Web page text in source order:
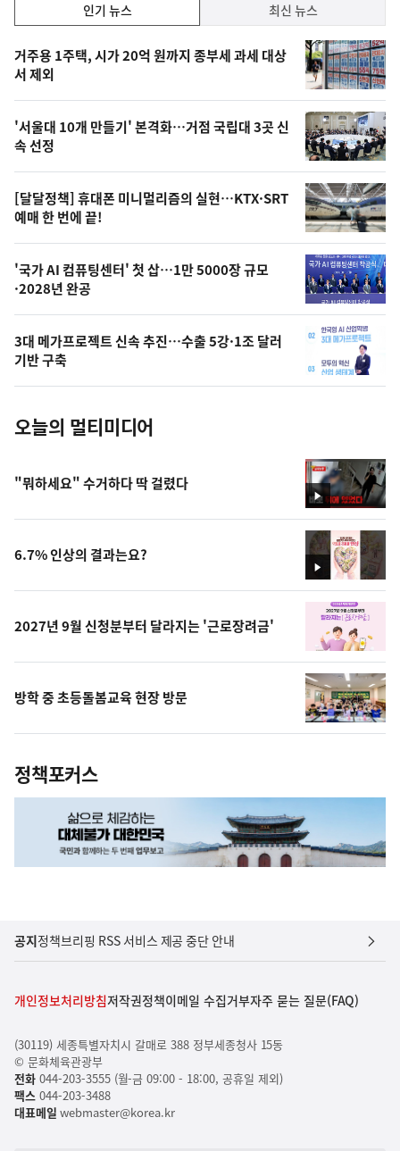
기,
최
신,
오
늘
의
영
상
오
늘
의
사
진
인기 뉴스 최신 뉴스
기
뉴
스
거주용 1주택, 시가 20억 원까지 종부세 과세 대상
서 제외
'서울대 10개 만들기' 본격화…거점 국립대 3곳 신
속 선정
[달달정책] 휴대폰 미니멀리즘의 실현…KTX·SRT
예매 한 번에 끝!
'국가 AI 컴퓨팅센터' 첫 삽…1만 5000장 규모
·2028년 완공
3대 메가프로젝트 신속 추진…수출 5강·1조 달러
기반 구축
오늘의 멀티미디어
영
상
"뭐하세요" 수거하다 딱 걸렸다
영
상
6.7% 인상의 결과는요?
2027년 9월 신청분부터 달라지는 '근로장려금'
방학 중 초등돌봄교육 현장 방문
정책포커스
공지정책브리핑 RSS 서비스 제공 중단 안내
개인정보처리방침저작권정책이메일 수집거부자주 묻는 질문(FAQ)
(30119) 세종특별자치시 갈매로 388 정부세종청사 15동
© 문화체육관광부
전화044-203-3555 (월-금 09:00 - 18:00, 공휴일 제외)
팩스044-203-3488
대표메일 webmaster@korea.kr